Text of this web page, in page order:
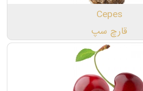
Cepes
قارچ سپ